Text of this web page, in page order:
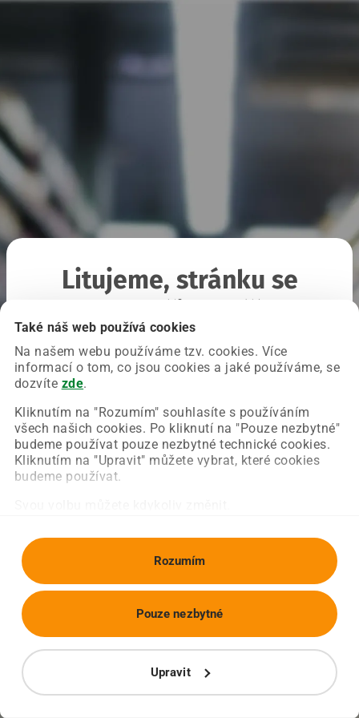
Také náš web používá cookies
Na našem webu používáme tzv. cookies. Více
informací o tom, co jsou cookies a jaké používáme, se
dozvíte zde.
Kliknutím na "Rozumím" souhlasíte s používáním
všech našich cookies. Po kliknutí na "Pouze nezbytné"
budeme používat pouze nezbytné technické cookies.
Kliknutím na "Upravit" můžete vybrat, které cookies
budeme používat.
Rozumím
Upravit
Pouze nezbytné
Litujeme, stránku se
Chyba nastala na naší straně a už ji opravujeme.
Zkuste prosím znovu načíst požadovanou stránku.
Obnovit stránku Úvodní strana